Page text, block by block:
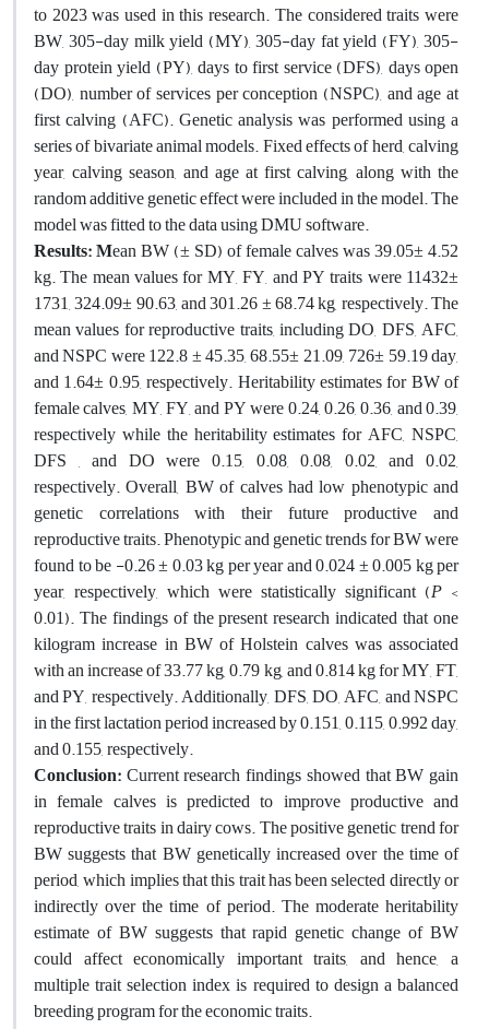
to 2023 was used in this research. The considered traits were
BW, 305-day milk yield (MY), 305-day fat yield (FY), 305-
day protein yield (PY), days to first service (DFS), days open
(DO), number of services per conception (NSPC), and age at
first calving (AFC). Genetic analysis was performed using a
series of bivariate animal models. Fixed effects of herd, calving
year, calving season, and age at first calving, along with the
random additive genetic effect were included in the model. The
model was fitted to the data using DMU software.
Results:Mean BW (± SD) of female calves was 39.05± 4.52
kg. The mean values for MY, FY, and PY traits were 11432±
1731, 324.09± 90.63, and 301.26 ± 68.74 kg, respectively. The
mean values for reproductive traits, including DO, DFS, AFC,
and NSPC were 122.8 ± 45.35, 68.55± 21.09, 726± 59.19 day,
and 1.64± 0.95, respectively. Heritability estimates for BW of
female calves, MY, FY, and PY were 0.24, 0.26, 0.36, and 0.39,
respectively while the heritability estimates for AFC, NSPC,
DFS , and DO were 0.15, 0.08, 0.08, 0.02, and 0.02,
respectively. Overall, BW of calves had low phenotypic and
genetic correlations with their future productive and
reproductive traits. Phenotypic and genetic trends for BW were
found to be -0.26 ± 0.03 kg per year and 0.024 ± 0.005 kg per
year, respectively, which were statistically significant (P <
0.01). The findings of the present research indicated that one
kilogram increase in BW of Holstein calves was associated
with an increase of 33.77 kg, 0.79 kg, and 0.814 kg for MY, FT,
and PY, respectively. Additionally, DFS, DO, AFC, and NSPC
in the first lactation period increased by 0.151, 0.115, 0.992 day,
and 0.155, respectively.
Conclusion:Current research findings showed that BW gain
in female calves is predicted to improve productive and
reproductive traits in dairy cows. The positive genetic trend for
BW suggests that BW genetically increased over the time of
period, which implies that this trait has been selected directly or
indirectly over the time of period. The moderate heritability
estimate of BW suggests that rapid genetic change of BW
could affect economically important traits, and hence, a
multiple trait selection index is required to design a balanced
breeding program for the economic traits.